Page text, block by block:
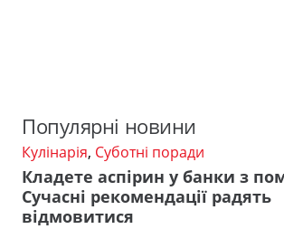
Популярні новини
Кулінарія, Суботні поради
Кладете аспірин у банки з
Сучасні рекомендації радять
відмовитися